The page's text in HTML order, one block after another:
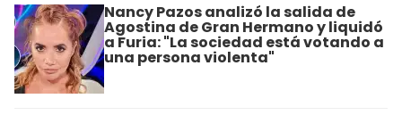
Nancy Pazos analizó la salida de
Agostina de Gran Hermano y liquidó
a Furia: "La sociedad está votando a
una persona violenta"